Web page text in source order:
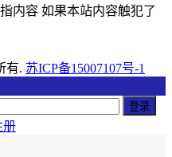
内容 如果本站内容触犯了
有. 苏ICP备15007107号-1
册